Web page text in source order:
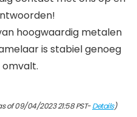
hoogwaardig metalen
is stabiel genoeg
of 09/04/2023 21:58 PST-Details)